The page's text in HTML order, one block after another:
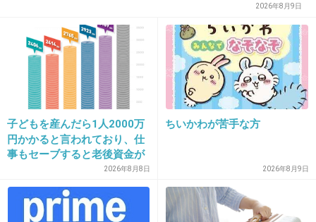
2014/10/10(金) 10:19:57
きゃりー調子に乗りすぎ。
手越もイメージ悪くなった。
+446 -44
37. 匿名2014/10/10(金) 10:20:02
二股ｗ
+130
2026年8月9日
子どもを産んだら1人2000万
円かかると言われており、仕
事もセーブすると老後資金が
貯められない…一方、子育て
していない人は潤沢な資金で
悠々老後だと歪んでいるので
は？→様々な意見
2026年8月8日
ちいかわが苦手な方
2026年8月9日